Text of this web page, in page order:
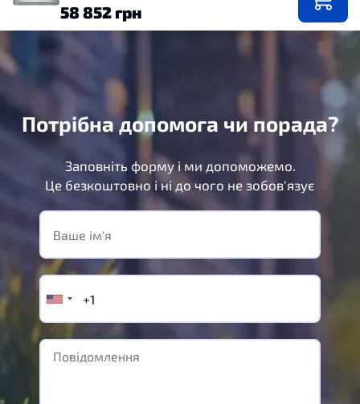
58 852 грн
Потрібна допомога чи порада?
Заповніть форму і ми допоможемо.
Це безкоштовно і ні до чого не зобов'язує